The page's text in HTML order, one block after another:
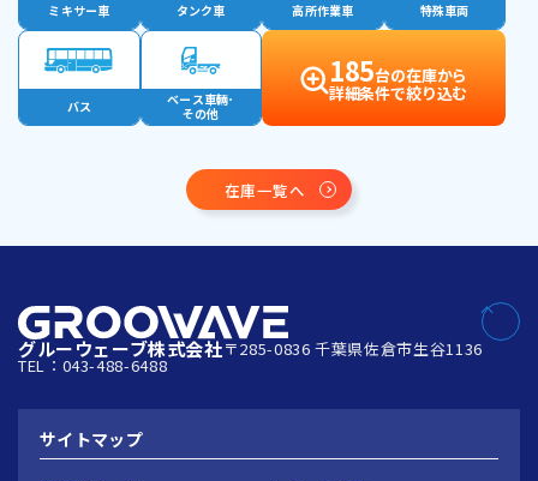
ミキサー車 タンク車 高所作業車 特殊車両
バス
ベース車輛･
その他
185台の在庫から
詳細条件で絞り込む
在庫一覧へ
グルーウェーブ株式会社〒285-0836 千葉県佐倉市生谷1136
TEL：043-488-6488
サイトマップ